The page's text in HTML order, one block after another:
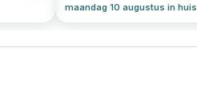
maandag 10 augustus in huis